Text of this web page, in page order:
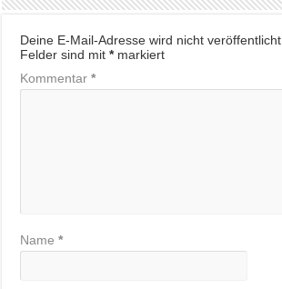
Deine E-Mail-Adresse wird nicht veröffentlicht.
Felder sind mit*markiert
Kommentar*
Name*